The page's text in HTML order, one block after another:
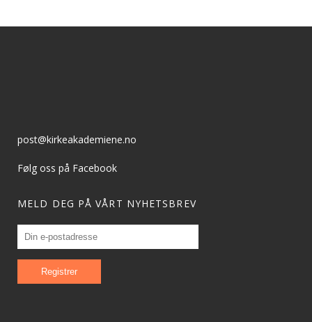
post@kirkeakademiene.no
Følg oss på Facebook
MELD DEG PÅ VÅRT NYHETSBREV